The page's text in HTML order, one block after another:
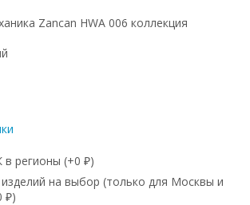
Zancan HWA 006 коллекция
регионы (+0 ₽)
на выбор (только для Москвы и
₽)